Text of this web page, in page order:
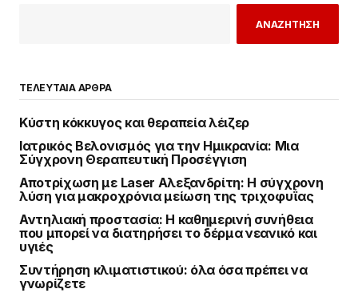
ΑΝΑΖΗΤΗΣΗ
ΤΕΛΕΥΤΑΙΑ ΑΡΘΡΑ
Κύστη κόκκυγος και θεραπεία λέιζερ
Ιατρικός Βελονισμός για την Ημικρανία: Μια
Σύγχρονη Θεραπευτική Προσέγγιση
Αποτρίχωση με Laser Αλεξανδρίτη: Η σύγχρονη
λύση για μακροχρόνια μείωση της τριχοφυΐας
Αντηλιακή προστασία: Η καθημερινή συνήθεια
που μπορεί να διατηρήσει το δέρμα νεανικό και
υγιές
Συντήρηση κλιματιστικού: όλα όσα πρέπει να
γνωρίζετε